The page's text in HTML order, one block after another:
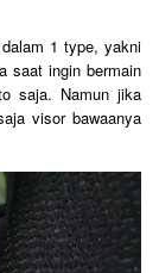
1 type, yakni
saat ingin bermain
saja. Namun jika
visor bawaanya